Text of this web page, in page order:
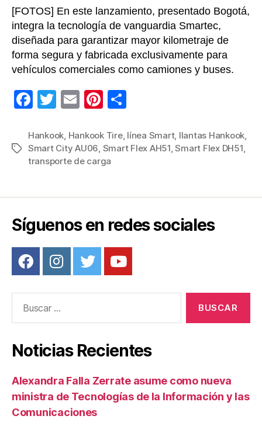
[FOTOS] En este lanzamiento, presentado Bogotá,
integra la tecnología de vanguardia Smartec,
diseñada para garantizar mayor kilometraje de
forma segura y fabricada exclusivamente para
vehículos comerciales como camiones y buses.
F
c
e
o
k
T
tt
er
E
ail
Pi
er
e
m
p
tir
Etiquetas
Hankook, Hankook Tire, línea Smart, llantas Hankook,
Smart City AU06, Smart Flex AH51,Smart Flex DH51,
transporte de carga
Síguenos en redes sociales
Noticias Recientes
Alexandra Falla Zerrate asume como nueva
ministra de Tecnologías de la Información y las
Comunicaciones